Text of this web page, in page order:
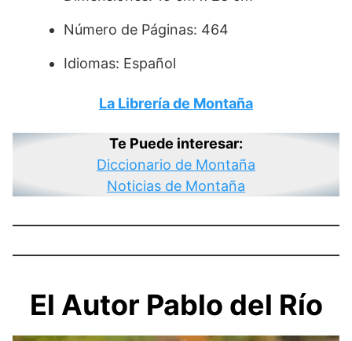
Número de Páginas: 464
Idiomas: Español
La Librería de Montaña
Te Puede interesar:
Diccionario de Montaña
Noticias de Montaña
El Autor Pablo del Río